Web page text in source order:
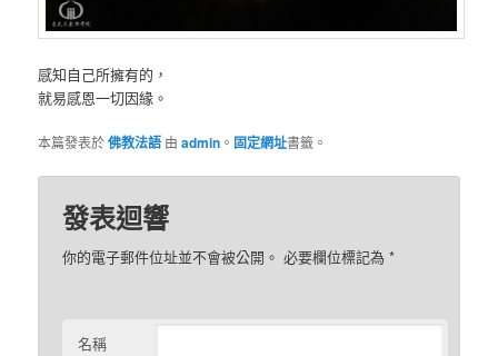
感知自己所擁有的，
就易感恩一切因緣。
本篇發表於佛教法語 由admin 。 固定網址書籤。
發表迴響
你的電子郵件位址並不會被公開。 必要欄位標記為*
名稱